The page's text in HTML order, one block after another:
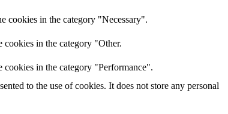
cookies in the category "Necessary".
cookies in the category "Other.
in the category "Performance".
to the use of cookies. It does not store any personal